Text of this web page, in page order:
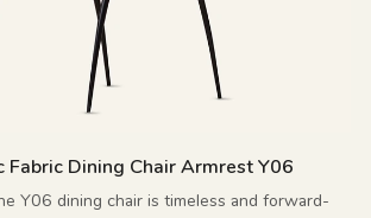
Fabric Dining Chair Armrest Y06
Y06 dining chair is timeless and forward-